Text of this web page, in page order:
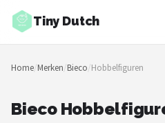
Tiny Dutch
Zoeken
NAVIGATIE
Home/Merken/Bieco/Hobbelfiguren
Bieco